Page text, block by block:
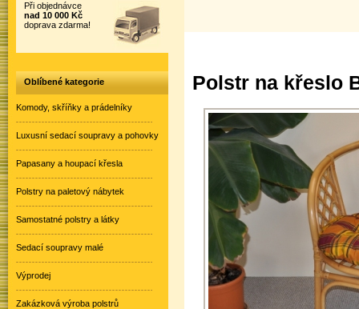
Polstr na křeslo
Při objednávce
nad 10 000 Kč
doprava zdarma!
Oblíbené kategorie
Komody, skříňky a prádelníky
Luxusní sedací soupravy a pohovky
Papasany a houpací křesla
Polstry na paletový nábytek
Samostatné polstry a látky
Sedací soupravy malé
Výprodej
Zakázková výroba polstrů